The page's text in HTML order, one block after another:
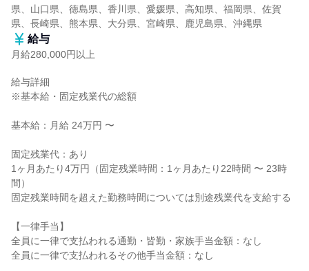
県、山口県、徳島県、香川県、愛媛県、高知県、福岡県、佐賀
県、長崎県、熊本県、大分県、宮崎県、鹿児島県、沖縄県
給与
月給280,000円以上
給与詳細
※基本給・固定残業代の総額
基本給：月給 24万円 〜
固定残業代：あり
1ヶ月あたり4万円（固定残業時間：1ヶ月あたり22時間 〜 23時
間）
固定残業時間を超えた勤務時間については別途残業代を支給する
【一律手当】
全員に一律で支払われる通勤・皆勤・家族手当金額：なし
全員に一律で支払われるその他手当金額：なし